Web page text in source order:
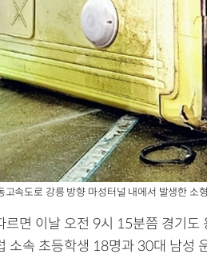
속도로 강릉 방향 마성터널 내에서 발생한 소
르면 이날 오전 9시 15분쯤 경기도
소속 초등학생 18명과 30대 남성